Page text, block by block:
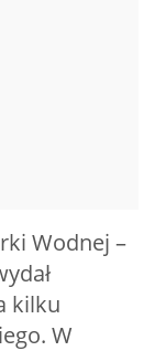
Wodnej –
kilku
W